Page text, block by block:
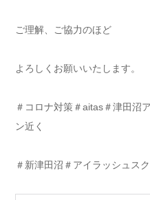
ご理解、ご協力のほど
よろしくお願いいたします。
＃コロナ対策＃aitas＃津田沼
ン近く
＃新津田沼＃アイラッシュス